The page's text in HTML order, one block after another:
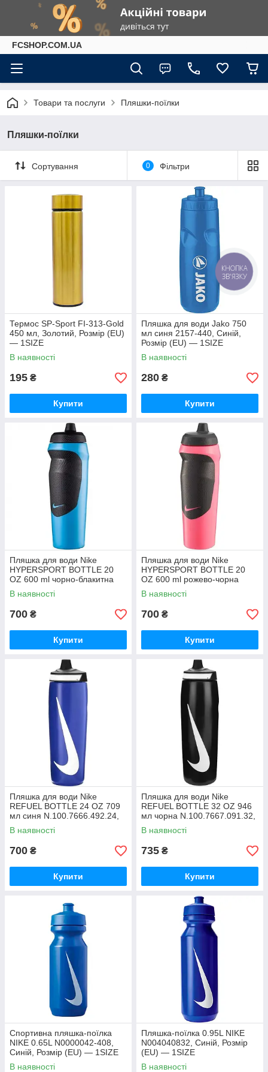
FCSHOP.COM.UA
Товари та послуги Пляшки-поїлки
Пляшки-поїлки
Сортування 0 Фільтри
Термос SP-Sport FI-313-Gold
450 мл, Золотий, Розмір (EU)
— 1SIZE
В наявності
195 ₴
Купити
Пляшка для води Jako 750
мл синя 2157-440, Синій,
Розмір (EU) — 1SIZE
В наявності
280 ₴
Купити
Пляшка для води Nike
HYPERSPORT BOTTLE 20
OZ 600 ml чорно-блакитна
N.100.0717.459.20, Синій,
Розмір (EU) —
В наявності
700 ₴
Купити
Пляшка для води Nike
HYPERSPORT BOTTLE 20
OZ 600 ml рожево-чорна
N.100.0717.663.20, Рожевий,
Розмір (EU) —
В наявності
700 ₴
Купити
Пляшка для води Nike
REFUEL BOTTLE 24 OZ 709
мл синя N.100.7666.492.24,
Синій, Розмір (EU) — 1SIZE
В наявності
700 ₴
Купити
Пляшка для води Nike
REFUEL BOTTLE 32 OZ 946
мл чорна N.100.7667.091.32,
Чорний, Розмір (EU) — 1SIZE
В наявності
735 ₴
Купити
Спортивна пляшка-поїлка
NIKE 0.65L N0000042-408,
Синій, Розмір (EU) — 1SIZE
В наявності
Пляшка-поїлка 0.95L NIKE
N004040832, Синій, Розмір
(EU) — 1SIZE
В наявності
КНОПКА
ЗВ'ЯЗКУ